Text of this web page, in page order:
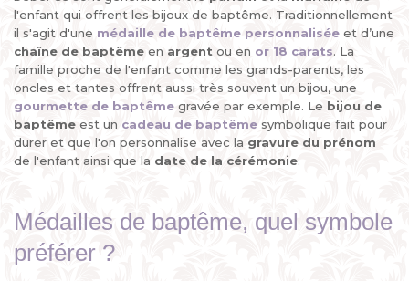
l'enfant qui offrent les bijoux de baptême. Traditionnellement
il s'agit d'une médaille de baptême personnalisée et d’une
chaîne de baptême en argent ou en or 18 carats. La
famille proche de l'enfant comme les grands-parents, les
oncles et tantes offrent aussi très souvent un bijou, une
gourmette de baptême gravée par exemple. Le bijou de
baptême est un cadeau de baptême symbolique fait pour
durer et que l'on personnalise avec la gravure du prénom
de l'enfant ainsi que la date de la cérémonie.
Médailles de baptême, quel symbole
préférer ?